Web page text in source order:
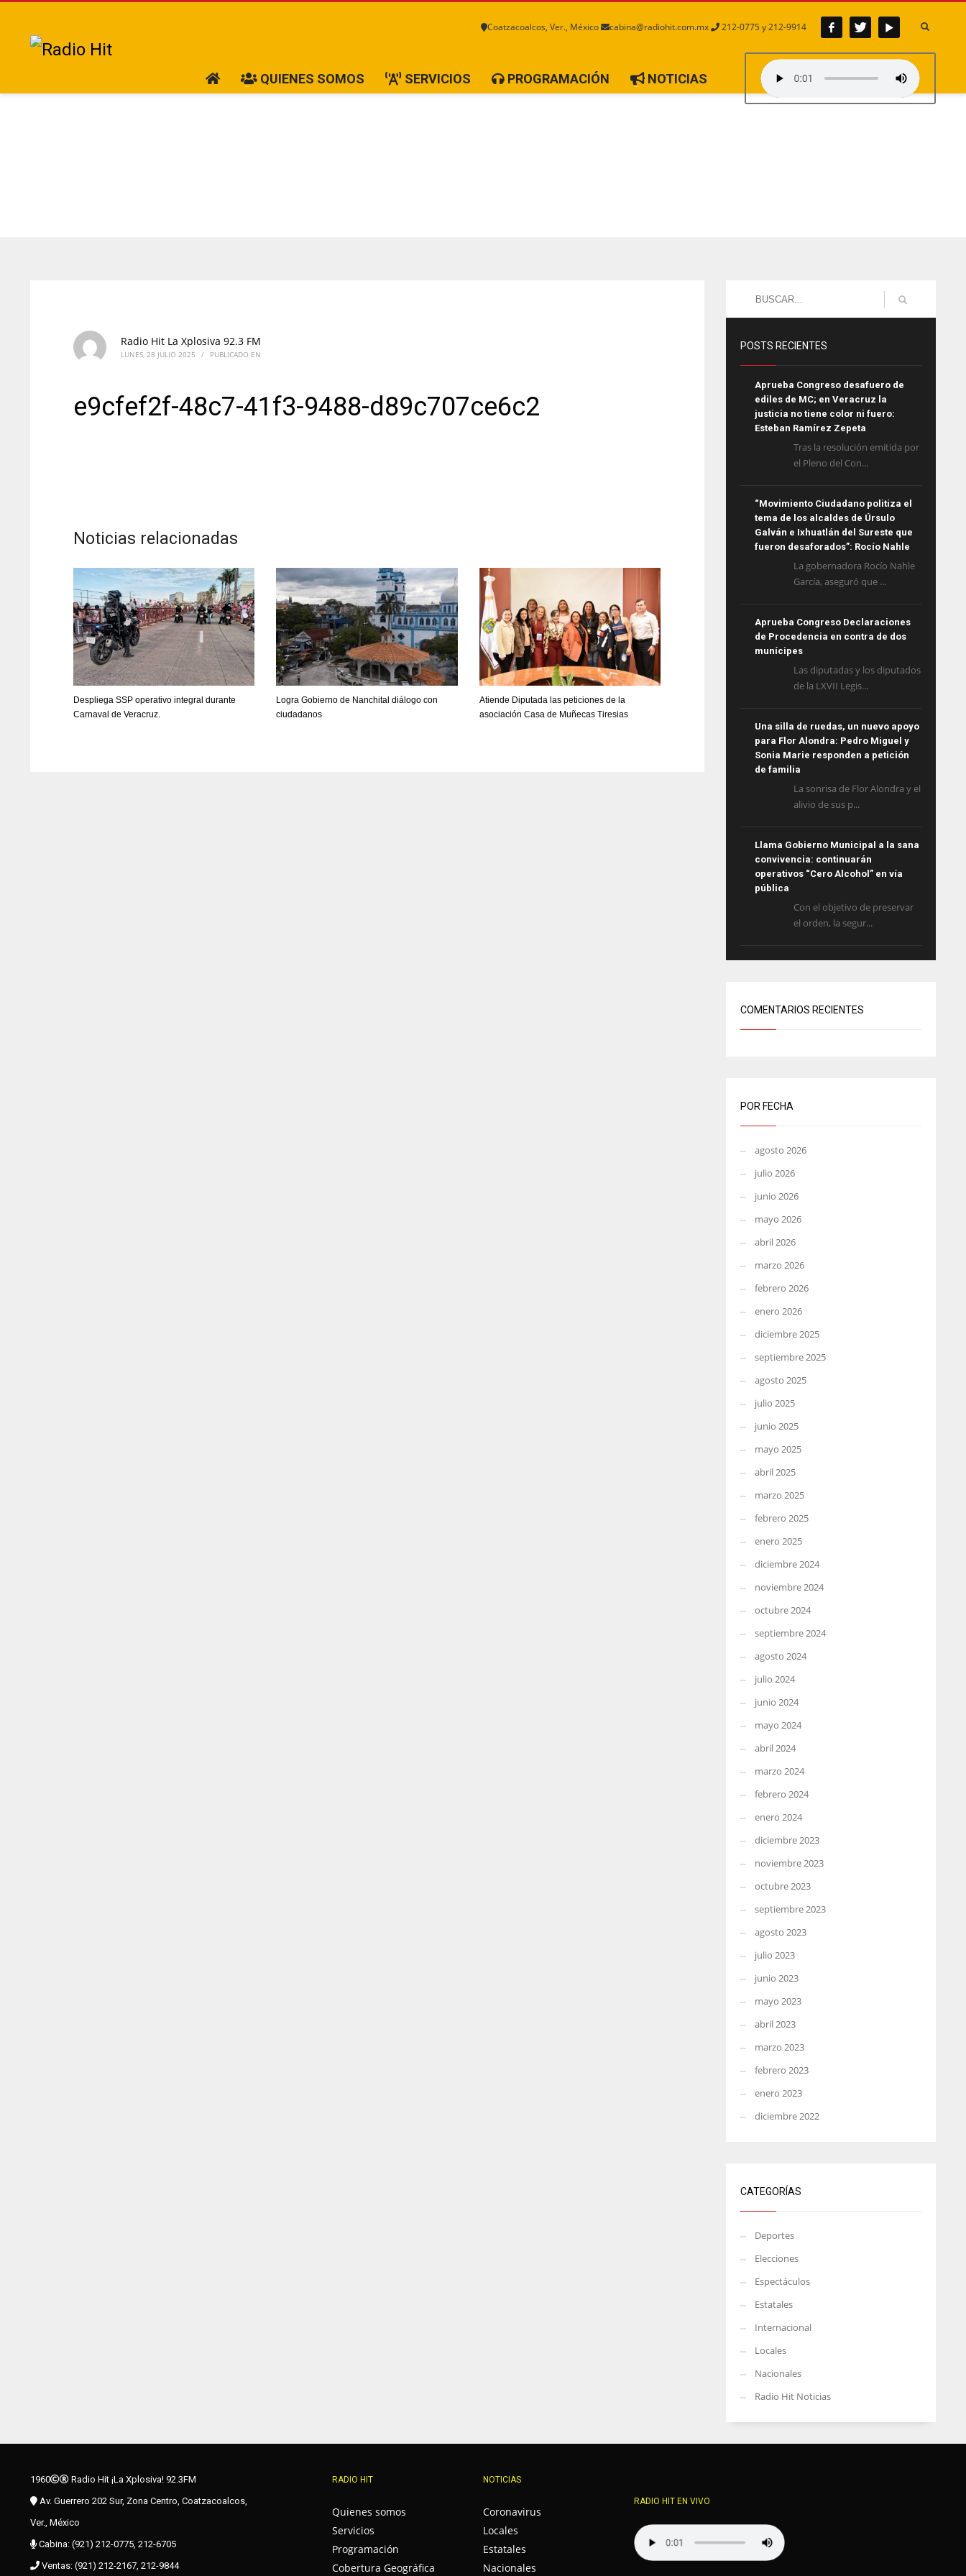
Coatzacoalcos, Ver., México cabina@radiohit.com.mx 212-0775 y 212-9914
QUIENES SOMOS SERVICIOS PROGRAMACIÓN NOTICIAS
Radio Hit La Xplosiva 92.3 FM
LUNES, 28 JULIO 2025 / PUBLICADO EN
e9cfef2f-48c7-41f3-9488-d89c707ce6c2
Noticias relacionadas
Despliega SSP operativo integral durante
Carnaval de Veracruz.
Logra Gobierno de Nanchital diálogo con
ciudadanos
Atiende Diputada las peticiones de la
asociación Casa de Muñecas Tiresias
POSTS RECIENTES
Aprueba Congreso desafuero de
ediles de MC; en Veracruz la
justicia no tiene color ni fuero:
Esteban Ramírez Zepeta
Tras la resolución emitida por
el Pleno del Con...
“Movimiento Ciudadano politiza el
tema de los alcaldes de Úrsulo
Galván e Ixhuatlán del Sureste que
fueron desaforados”: Rocío Nahle
La gobernadora Rocío Nahle
García, aseguró que ...
Aprueba Congreso Declaraciones
de Procedencia en contra de dos
munícipes
Las diputadas y los diputados
de la LXVII Legis...
Una silla de ruedas, un nuevo apoyo
para Flor Alondra: Pedro Miguel y
Sonia Marie responden a petición
de familia
La sonrisa de Flor Alondra y el
alivio de sus p...
Llama Gobierno Municipal a la sana
convivencia: continuarán
operativos “Cero Alcohol” en vía
pública
Con el objetivo de preservar
el orden, la segur...
COMENTARIOS RECIENTES
POR FECHA
agosto 2026
julio 2026
junio 2026
mayo 2026
abril 2026
marzo 2026
febrero 2026
enero 2026
diciembre 2025
septiembre 2025
agosto 2025
julio 2025
junio 2025
mayo 2025
abril 2025
marzo 2025
febrero 2025
enero 2025
diciembre 2024
noviembre 2024
octubre 2024
septiembre 2024
agosto 2024
julio 2024
junio 2024
mayo 2024
abril 2024
marzo 2024
febrero 2024
enero 2024
diciembre 2023
noviembre 2023
octubre 2023
septiembre 2023
agosto 2023
julio 2023
junio 2023
mayo 2023
abril 2023
marzo 2023
febrero 2023
enero 2023
diciembre 2022
CATEGORÍAS
Deportes
Elecciones
Espectáculos
Estatales
Internacional
Locales
Nacionales
Radio Hit Noticias
1960
Radio Hit ¡La Xplosiva! 92.3FM
Av. Guerrero 202 Sur, Zona Centro, Coatzacoalcos,
Ver., México
Cabina: (921) 212-0775, 212-6705
Ventas: (921) 212-2167, 212-9844
RADIO HIT
Quienes somos
Servicios
Programación
Cobertura Geográfica
NOTICIAS
Coronavirus
Locales
Estatales
Nacionales
RADIO HIT EN VIVO